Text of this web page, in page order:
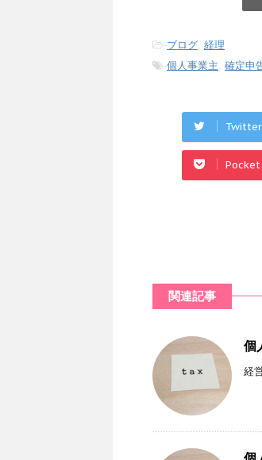
-ブログ 経理
-個人事業主 確定申
Twitter
Pocket
関連記事
個
経